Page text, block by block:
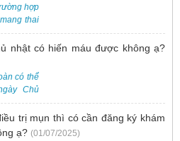
Việt
hợp
thai
được.
đã tiếp
phụ có
nhật có hiến máu được không ạ?
có thể
Chủ
trị mụn thì có cần đăng ký khám
ạ? (01/07/2025)